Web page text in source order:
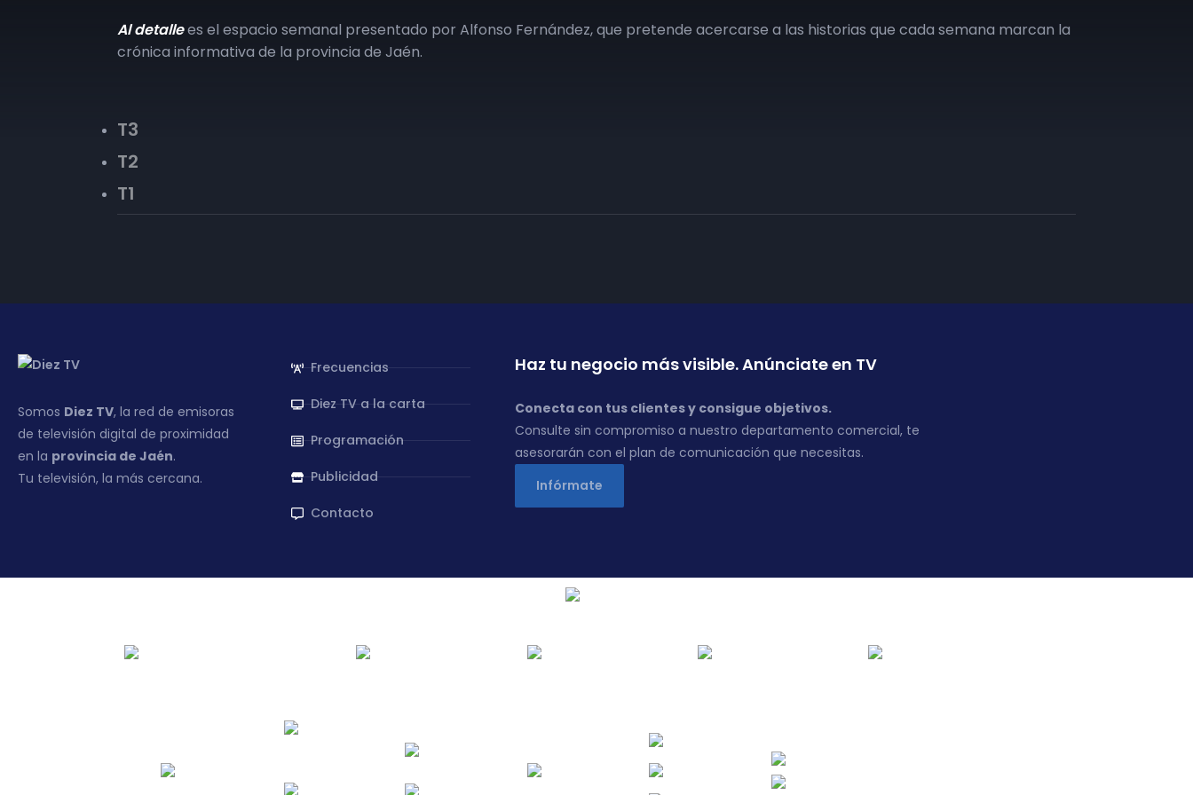
Al detallees el espacio semanal presentado por Alfonso Fernández, que pretende acercarse a las historias que cada semana marcan la
crónica informativa de la provincia de Jaén.
T3
T2
T1
Somos Diez TV, la red de emisoras
de televisión digital de proximidad
en la provincia de Jaén.
Tu televisión, la más cercana.
Frecuencias
Diez TV a la carta
Programación
Publicidad
Contacto
Haz tu negocio más visible. Anúnciate en TV
Conecta con tus clientes y consigue objetivos.
Consulte sin compromiso a nuestro departamento comercial, te
asesorarán con el plan de comunicación que necesitas.
Infórmate